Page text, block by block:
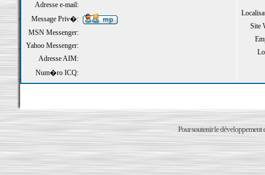
Site
Adresse e-mail:
Message Priv�:
MSN Messenger:
Yahoo Messenger:
Adresse AIM:
Num�ro ICQ:
Pour soutenir le développement